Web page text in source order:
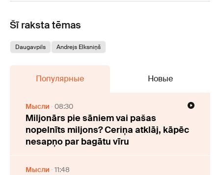
Šī raksta tēmas
Daugavpils Andrejs Elksniņš
Популярные Новые
Мысли 08:30
Miljonārs pie sāniem vai pašas
nopelnīts miljons? Ceriņa atklāj, kāpēc
nesapņo par bagātu vīru
Мысли 11:48